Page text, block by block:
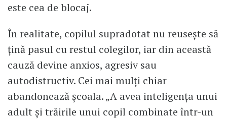
este cea de blocaj.
În realitate, copilul supradotat nu reusește să
țină pasul cu restul colegilor, iar din această
cauză devine anxios, agresiv sau
autodistructiv. Cei mai mulți chiar
abandonează școala. „A avea inteligența unui
adult și trăirile unui copil combinate într-un